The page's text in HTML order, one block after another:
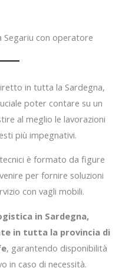
Segariu con operatore
in tutta la Sardegna,
poter contare su un
al meglio le lavorazioni
più impegnativi.
è formato da figure
per fornire soluzioni
con vagli mobili.
in Sardegna,
in tutta la provincia di
, garantendo disponibilità
in caso di necessità.